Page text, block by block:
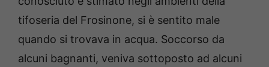
tifoseria del Frosinone, si è sentito male
quando si trovava in acqua. Soccorso da
alcuni bagnanti, veniva sottoposto ad alcuni